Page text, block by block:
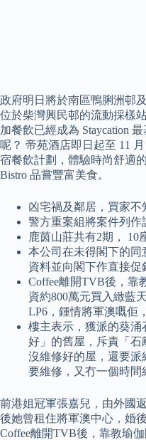
政府明日將於南區鴨脷洲邨
位於柴灣興民邨的流動採樣
加餐飲已經成為 Staycation
呢？ 帝苑酒店即日起至 11
宿餐飲計劃，體驗時尚舒適
Bistro 品嘗豐富美食。
凶宅禍及鄰居，買家不
警方重案組將案件列作
鹿茵山莊共有2期， 10
本公司在未得閣下的同
資料並向閣下作直接促
Coffee離開TVB後，靠
資約800萬元買入緻藍
LP6，鍾情將軍澳嘅佢
樓主表示，獲派的葵涌
好」的舊屋，斥責「石
沒維修好的屋，還要派
要維修，又冇一個時間
前港姐冠軍張嘉兒，由外國
後她曾租住將軍澳中心，婚
Coffee離開TVB後，靠教瑜